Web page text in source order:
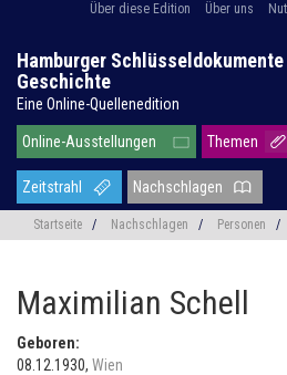
Über diese Edition Über uns
Hamburger
Geschichte
Eine Online-Quellenedition
Online-Ausstellungen Themen
Zeitstrahl Nachschlagen
Startseite / Nachschlagen / Personen /
Maximilian Schell
Geboren:
08.12.1930, Wien